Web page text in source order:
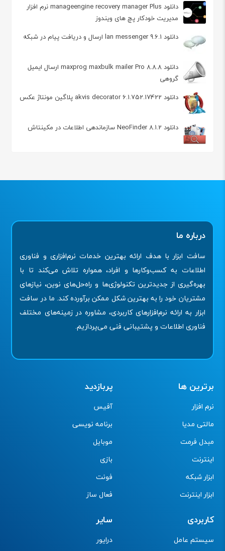
دانلود manageengine recovery manager Plus نرم افزار
مدیریت خودکار پچ های ویندوز
دانلود lan messenger 9.6.1 ارسال و دریافت پیام در شبکه
دانلود maxprog maxbulk mailer Pro 8.8.8 ارسال ایمیل
گروهی
دانلود akvis decorator 6.1.752.17422 پلاگین مونتاژ عکس
دانلود NeoFinder 8.1.2 سازماندهی اطلاعات در مکینتاش
درباره ما
سافت ابزار با هدف ارائه بهترین خدمات نرم‌افزاری و فناوری
اطلاعات به کسب‌وکارها و افراد، همواره تلاش می‌کند تا با
بهره‌گیری از جدیدترین تکنولوژی‌ها و راه‌حل‌های نوین، نیازهای
مشتریان خود را به بهترین شکل ممکن برآورده کند. ما در سافت
ابزار به ارائه نرم‌افزارهای کاربردی، مشاوره در زمینه‌های مختلف
فناوری اطلاعات و پشتیبانی فنی می‌پردازیم.
برترین ها
نرم افزار
مالتی مدیا
مبدل فرمت
اینترنت
ابزار شبکه
ابزار اینترنت
پربازدید
آفیس
برنامه نویسی
موبایل
بازی
فونت
فعال ساز
کاربردی
سیستم عامل
سایر
درایور